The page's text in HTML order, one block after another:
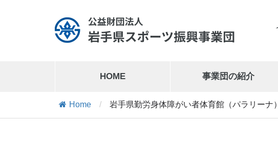
HOME 事業団の紹介
Home / 岩手県勤労身体障がい者体育館（パラリーナ）